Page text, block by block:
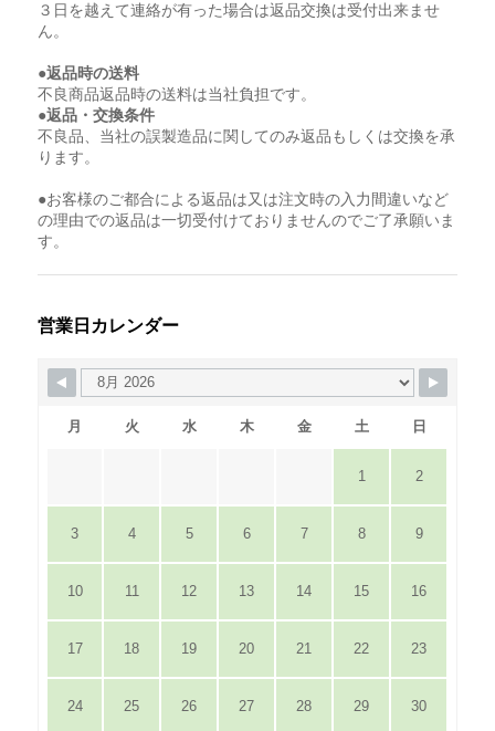
３日を越えて連絡が有った場合は返品交換は受付出来ませ
ん。
●返品時の送料
不良商品返品時の送料は当社負担です。
●返品・交換条件
不良品、当社の誤製造品に関してのみ返品もしくは交換を承
ります。
●お客様のご都合による返品は又は注文時の入力間違いなど
の理由での返品は一切受付けておりませんのでご了承願いま
す。
営業日カレンダー
月 火 水 木 金 土 日
1 2
3 4 5 6 7 8 9
10 11 12 13 14 15 16
17 18 19 20 21 22 23
24 25 26 27 28 29 30